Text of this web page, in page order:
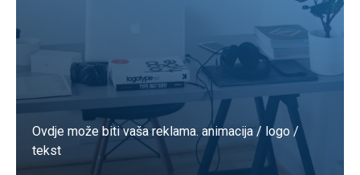
Ovdje može biti vaša reklama. animacija / logo /
tekst